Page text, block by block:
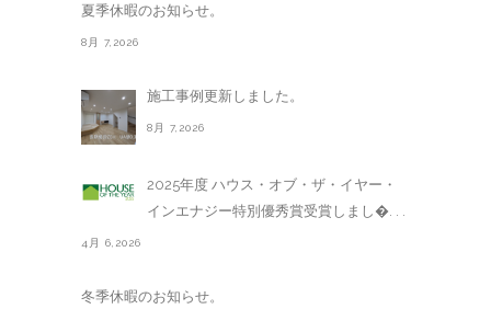
夏季休暇のお知らせ。
8月 7,2026
施工事例更新しました。
8月 7,2026
2025年度 ハウス・オブ・ザ・イヤー・
インエナジー特別優秀賞受賞しまし�. . .
4月 6,2026
冬季休暇のお知らせ。